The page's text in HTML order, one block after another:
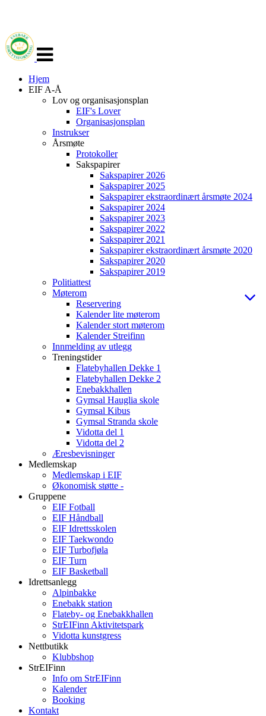
navigasjon
Hjem
EIF A-Å
Lov og organisasjonsplan
EIF's Lover
Organisasjonsplan
Instrukser
Årsmøte
Protokoller
Sakspapirer
Sakspapirer 2026
Sakspapirer 2025
Sakspapirer ekstraordinært årsmøte 2024
Sakspapirer 2024
Sakspapirer 2023
Sakspapirer 2022
Sakspapirer 2021
Sakspapirer ekstraordinært årsmøte 2020
Sakspapirer 2020
Sakspapirer 2019
Politiattest
Møterom
Reservering
Kalender lite møterom
Kalender stort møterom
Kalender Streifinn
Innmelding av utlegg
Treningstider
Flatebyhallen Dekke 1
Flatebyhallen Dekke 2
Enebakkhallen
Gymsal Hauglia skole
Gymsal Kibus
Gymsal Stranda skole
Vidotta del 1
Vidotta del 2
Æresbevisninger
Medlemskap
Medlemskap i EIF
Økonomisk støtte -
Gruppene
EIF Fotball
EIF Håndball
EIF Idrettsskolen
EIF Taekwondo
EIF Turbofjøla
EIF Turn
EIF Basketball
Idrettsanlegg
Alpinbakke
Enebakk station
Flateby- og Enebakkhallen
StrEIFinn Aktivitetspark
Vidotta kunstgress
Nettbutikk
Klubbshop
StrEIFinn
Info om StrEIFinn
Kalender
Booking
Kontakt